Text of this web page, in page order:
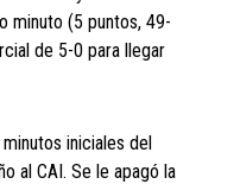
minuto (5 puntos, 49-
de 5-0 para llegar
iniciales del
al CAI. Se le apagó la